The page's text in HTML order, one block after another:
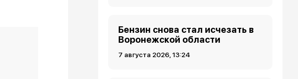
Бензин снова стал исчезать в
Воронежской области
7 августа 2026, 13:24